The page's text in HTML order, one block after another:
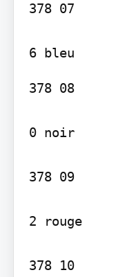
378 07
378 08
0 noir
378 09
2 rouge
378 10